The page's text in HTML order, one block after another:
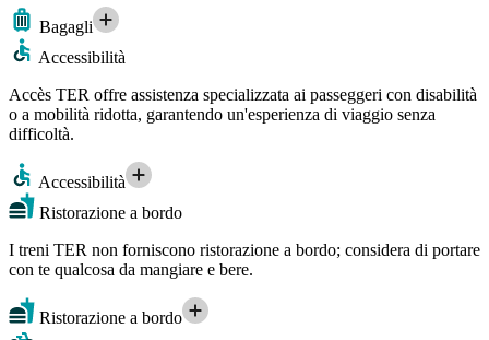
Bagagli
Accessibilità
Accès TER offre assistenza specializzata ai passeggeri con disabilità
o a mobilità ridotta, garantendo un'esperienza di viaggio senza
difficoltà.
Accessibilità
Ristorazione a bordo
I treni TER non forniscono ristorazione a bordo; considera di portare
con te qualcosa da mangiare e bere.
Ristorazione a bordo